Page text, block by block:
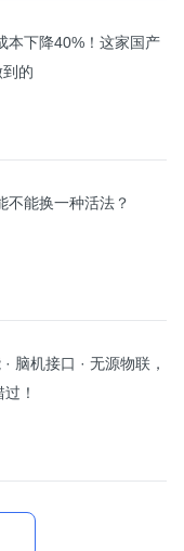
本下降40%！这家国产
的
不能换一种活法？
脑机接口 · 无源物联，
！